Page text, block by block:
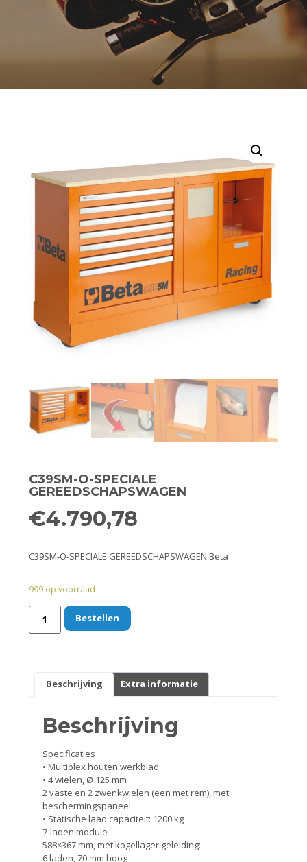
Originele AGM-onderdelen
Originele BTC-onderdelen
Originele Piaggio/Vespa-onderdelen
Originele Sym-onderdelen
Originele Tomos-onderdelen
Overbrenging
Remmen
Smeer- en onderhoudsproducten
Bevestigingsdelen
Koffers en manden
Sloten
Toebehoren en accessoires
Zadels
Zuigers
V-snaren
Variateurs
C39SM-O-SPECIALE
GEREEDSCHAPSWAGEN
€4.790,78
C39SM-O-SPECIALE GEREEDSCHAPSWAGEN Beta
999 op voorraad
Bestellen
Beschrijving Extra informatie
Beschrijving
Specificaties
• Multiplex houten werkblad
• 4 wielen, Ø 125 mm
2 vaste en 2 zwenkwielen (een met rem), met
beschermingspaneel
• Statische laad capaciteit: 1200 kg
7-laden module
588×367 mm, met kogellager geleiding:
6 laden, 70 mm hoog